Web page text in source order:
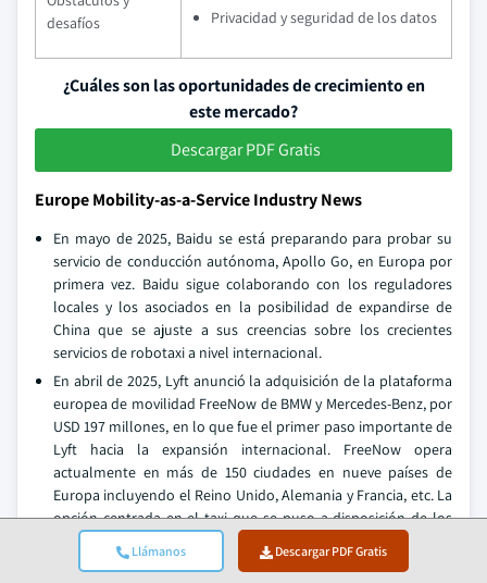
Llámanos Descargar PDF Gratis
desafíos
Privacidad y seguridad de los datos
¿Cuáles son las oportunidades de crecimiento en
este mercado?
Descargar PDF Gratis
Europe Mobility-as-a-Service Industry News
En mayo de 2025, Baidu se está preparando para probar su
servicio de conducción autónoma, Apollo Go, en Europa por
primera vez. Baidu sigue colaborando con los reguladores
locales y los asociados en la posibilidad de expandirse de
China que se ajuste a sus creencias sobre los crecientes
servicios de robotaxi a nivel internacional.
En abril de 2025, Lyft anunció la adquisición de la plataforma
europea de movilidad FreeNow de BMW y Mercedes-Benz, por
USD 197 millones, en lo que fue el primer paso importante de
Lyft hacia la expansión internacional. FreeNow opera
actualmente en más de 150 ciudades en nueve países de
Europa incluyendo el Reino Unido, Alemania y Francia, etc. La
opción centrada en el taxi que se puso a disposición de los
usuarios en su plataforma FreeNow fue un buen ajuste a la
estrategia general de Lyft para diversificar sus ofertas y